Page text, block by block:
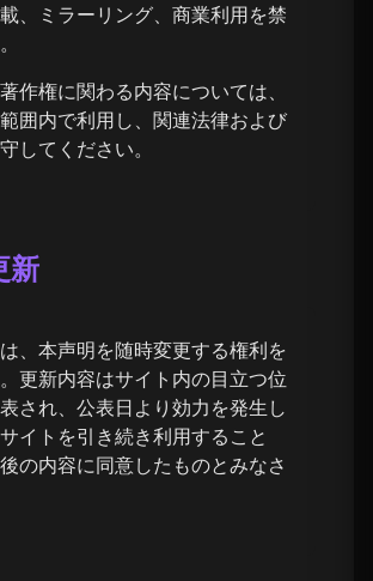
、ミラーリング、商業利用を禁
作権に関わる内容については、
囲内で利用し、関連法律および
してください。
新
、本声明を随時変更する権利を
更新内容はサイト内の目立つ位
され、公表日より効力を発生し
イトを引き続き利用すること
の内容に同意したものとみなさ